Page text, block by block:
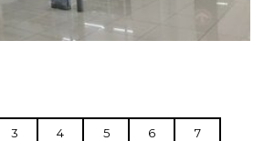
3 4 5 6 7